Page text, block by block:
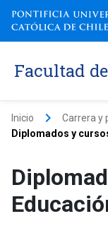
Facultad
Inicio keyboard_arrow_right Carrera y
Diplomados y